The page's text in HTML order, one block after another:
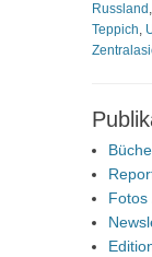
Russland ,
Teppich,
Fotos